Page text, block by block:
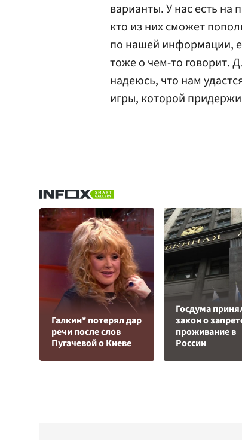
варианты. У нас есть на
кто из них сможет
по нашей информации,
тоже о чем-то говорит.
надеюсь, что нам
игры, которой
Галкин* потерял дар
речи после слов
Пугачевой о Киеве
Госдума
закон о
проживание в
России